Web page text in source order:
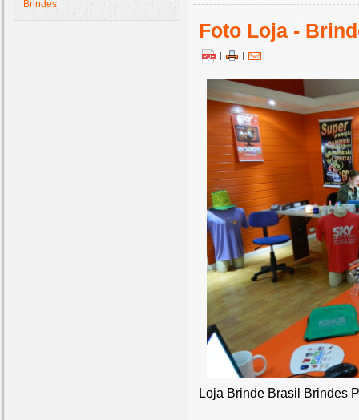
Brindes
Foto Loja -
| |
Loja Brinde Brasil Brindes